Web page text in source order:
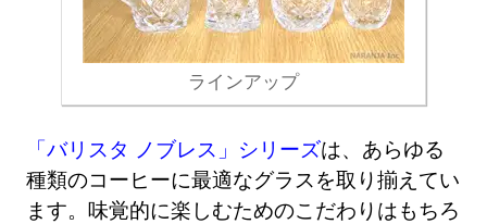
ラインアップ
「バリスタ ノブレス」シリーズは、あらゆる
種類のコーヒーに最適なグラスを取り揃えてい
ます。味覚的に楽しむためのこだわりはもちろ